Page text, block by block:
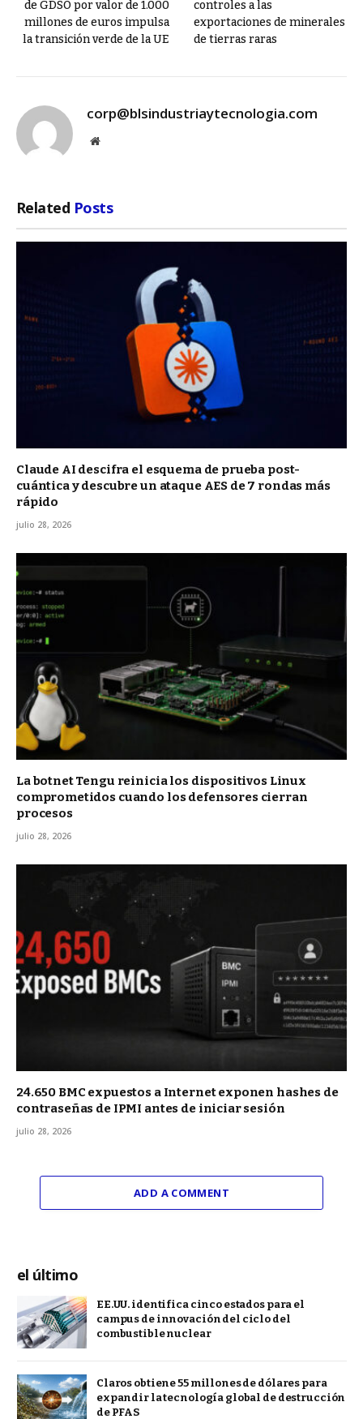
de GDSO por valor de 1.000
millones de euros impulsa
la transición verde de la UE
controles a las
exportaciones de minerales
de tierras raras
corp@blsindustriaytecnologia.com
Website
Related Posts
Claude AI descifra el esquema de prueba post-
cuántica y descubre un ataque AES de 7 rondas más
rápido
julio 28, 2026
La botnet Tengu reinicia los dispositivos Linux
comprometidos cuando los defensores cierran
procesos
julio 28, 2026
24.650 BMC expuestos a Internet exponen hashes de
contraseñas de IPMI antes de iniciar sesión
julio 28, 2026
ADD A COMMENT
el último
EE.UU. identifica cinco estados para el
campus de innovación del ciclo del
combustible nuclear
Claros obtiene 55 millones de dólares para
expandir la tecnología global de destrucción
de PFAS